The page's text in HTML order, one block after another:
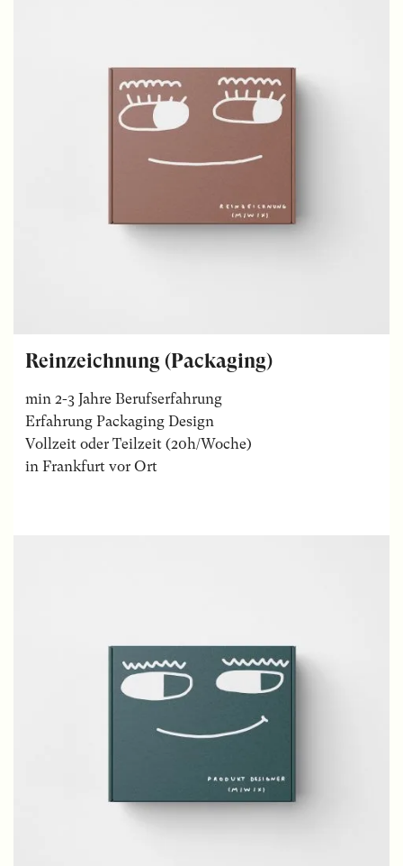
Reinzeichnung (Packaging)
min 2-3 Jahre Berufserfahrung
Erfahrung Packaging Design
Vollzeit oder Teilzeit (20h/Woche)
in Frankfurt vor Ort